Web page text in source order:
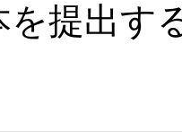
を提出す